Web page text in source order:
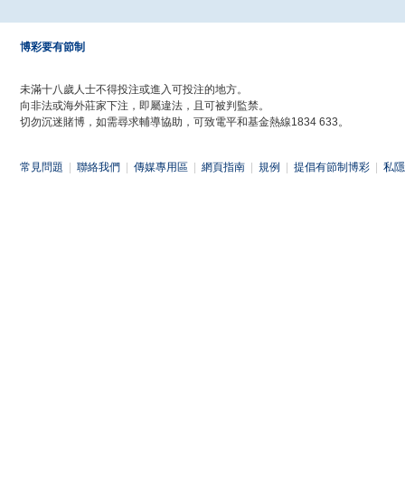
博彩要有節制
未滿十八歲人士不得投注或進入可投注的地方。
向非法或海外莊家下注，即屬違法，且可被判監禁。
切勿沉迷賭博，如需尋求輔導協助，可致電平和基金熱線1834 633。
常見問題 聯絡我們 傳媒專用區 網頁指南 規例 提倡有節制博彩 私